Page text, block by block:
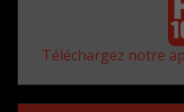
Téléchargez notre